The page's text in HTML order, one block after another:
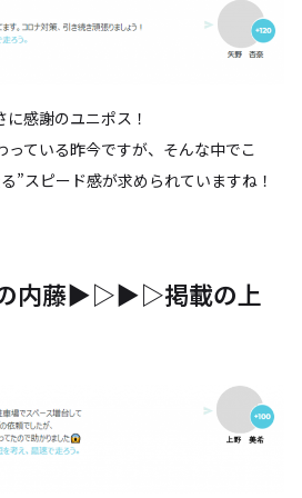
感謝のユニポス！
っている昨今ですが、そんな中でこ
”スピード感が求められていますね！
の内藤▶▷▶▷掲載の上